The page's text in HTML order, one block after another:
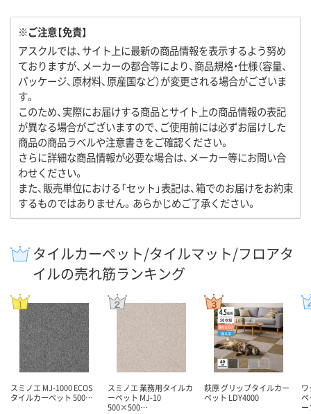
※ご注意【免責】
アスクルでは、サイト上に最新の商品情報を表示するよう努め
ておりますが、メーカーの都合等により、商品規格・仕様（容量、
パッケージ、原材料、原産国など）が変更される場合がございま
す。
このため、実際にお届けする商品とサイト上の商品情報の表記
が異なる場合がございますので、ご使用前には必ずお届けした
商品の商品ラベルや注意書きをご確認ください。
さらに詳細な商品情報が必要な場合は、メーカー等にお問い合
わせください。
また、販売単位における「セット」表記は、箱でのお届けをお約束
するものではありません。あらかじめご了承ください。
タイルカーペット/タイルマット/フロアタ
イルの売れ筋ランキング
スミノエ MJ-1000 ECOS
タイルカーペット 500…
スミノエ 業務用タイルカ
ーペット MJ-10
500×500…
萩原 グリップタイルカー
ペット LDY4000
ペ